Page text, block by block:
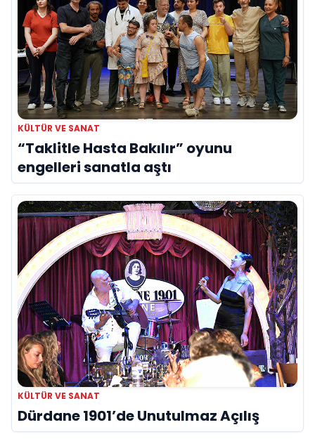
KÜLTÜR VE SANAT
“Taklitle Hasta Bakılır” oyunu
engelleri sanatla aştı
KÜLTÜR VE SANAT
Dürdane 1901’de Unutulmaz Açılış